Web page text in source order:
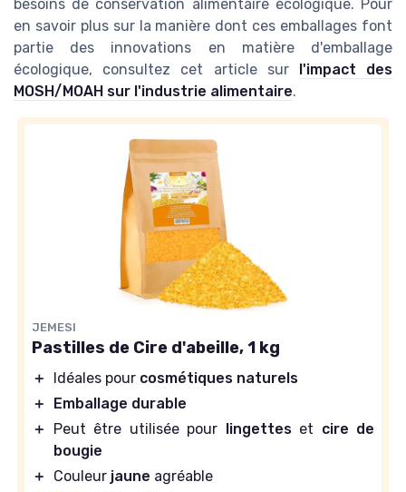
besoins de conservation alimentaire écologique. Pour
en savoir plus sur la manière dont ces emballages font
partie des innovations en matière d'emballage
écologique, consultez cet article sur l'impact des
MOSH/MOAH sur l'industrie alimentaire.
JEMESI
Pastilles de Cire d'abeille, 1 kg
＋ Idéales pour cosmétiques naturels
＋
Emballage durable
＋
Peut être utilisée pour lingetteset cire de
bougie
＋
Couleur jaune agréable